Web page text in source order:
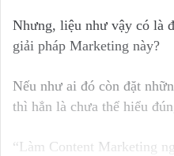
Nhưng, liệu như vậy có là
giải pháp Marketing này?
Nếu như ai đó còn đặt
thì hẳn là chưa thể hiểu
“Làm Content Marketing